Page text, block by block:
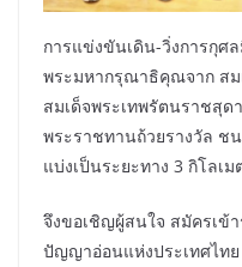
การแข่งขันเดิน-วิ่งการกุศ
พระมหากรุณาธิคุณจาก สม
สมเด็จพระเทพรัตนราชสุด
พระราชทานถ้วยรางวัล ช
แบ่งเป็นระยะทาง 3 กิโลเ
จึงขอเชิญผู้สนใจ สมัครเข้
ปัญญาอ่อนแห่งประเทศไท